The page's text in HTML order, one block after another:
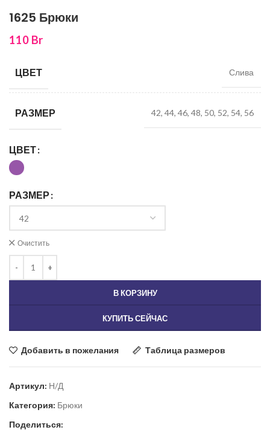
1625 Брюки
110 Br
ЦВЕТ Слива
РАЗМЕР 42, 44, 46, 48, 50, 52, 54, 56
ЦВЕТ
РАЗМЕР
Очистить
В КОРЗИНУ
КУПИТЬ СЕЙЧАС
Добавить в пожелания Таблица размеров
Артикул: Н/Д
Категория: Брюки
Поделиться: